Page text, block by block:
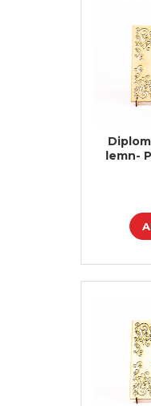
lemn-